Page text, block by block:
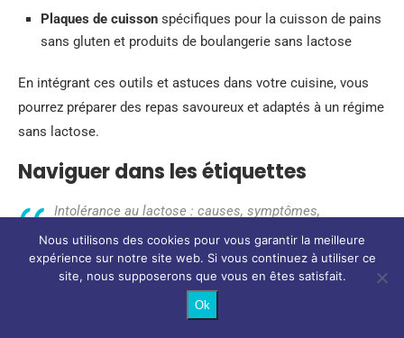
Plaques de cuisson spécifiques pour la cuisson de pains
sans gluten et produits de boulangerie sans lactose
En intégrant ces outils et astuces dans votre cuisine, vous
pourrez préparer des repas savoureux et adaptés à un régime
sans lactose.
Naviguer dans les étiquettes
Intolérance au lactose : causes, symptômes,
traitements et conseils alimentaires @doctissimo
https://t.co/503TyseMe9
— Doctissimo (@doctissimo)March 19, 2024
Lorsqu’on doit éviter le lactose, il est crucial de savoir quels
Nous utilisons des cookies pour vous garantir la meilleure
expérience sur notre site web. Si vous continuez à utiliser ce
site, nous supposerons que vous en êtes satisfait.
Ok